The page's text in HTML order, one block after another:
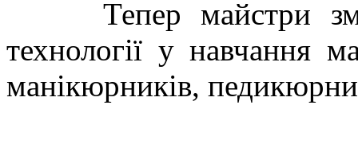
Тепер майстри
технології у навчання
манікюрників,